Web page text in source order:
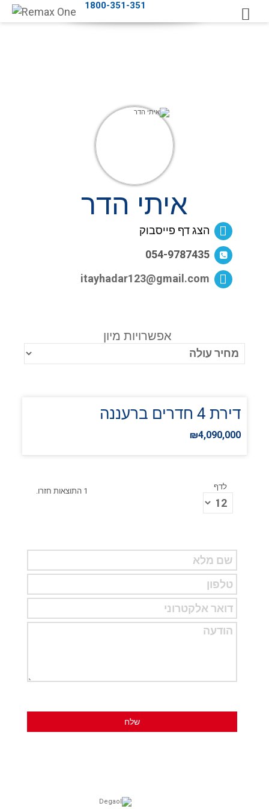
1800-351-351
איתי הדר
הצג דף פייסבוק
054-9787435
itayhadar123@gmail.com
אפשרויות מיון
דירת 4 חדרים ברעננה
₪4,090,000
1 התוצאות חזרו. לדף